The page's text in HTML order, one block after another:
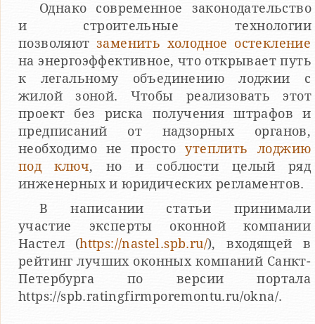
Однако современное законодательство
и строительные технологии
позволяют заменить холодное остекление
на энергоэффективное, что открывает путь
к легальному объединению лоджии с
жилой зоной. Чтобы реализовать этот
проект без риска получения штрафов и
предписаний от надзорных органов,
необходимо не простоутеплить лоджию
под ключ, но и соблюсти целый ряд
инженерных и юридических регламентов.
В написании статьи принимали
участие эксперты оконной компании
Настел (https://nastel.spb.ru/), входящей в
рейтинг лучших оконных компаний Санкт-
Петербурга по версии портала
https://spb.ratingfirmporemontu.ru/okna/.